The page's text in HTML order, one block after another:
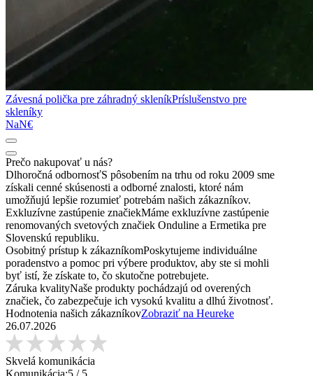
Závesná polička pre záhradný skleníkPríslušenstvo pre
skleníky
NaN€
Prečo nakupovať u nás?
Dlhoročná odbornosťS pôsobením na trhu od roku 2009 sme
získali cenné skúsenosti a odborné znalosti, ktoré nám
umožňujú lepšie rozumieť potrebám našich zákazníkov.
Exkluzívne zastúpenie značiekMáme exkluzívne zastúpenie
renomovaných svetových značiek Onduline a Ermetika pre
Slovenskú republiku.
Osobitný prístup k zákazníkomPoskytujeme individuálne
poradenstvo a pomoc pri výbere produktov, aby ste si mohli
byť istí, že získate to, čo skutočne potrebujete.
Záruka kvalityNaše produkty pochádzajú od overených
značiek, čo zabezpečuje ich vysokú kvalitu a dlhú životnosť.
Hodnotenia našich zákazníkovZobraziť na Heureke
26.07.2026
Skvelá komunikácia
Komunikácia:5 / 5